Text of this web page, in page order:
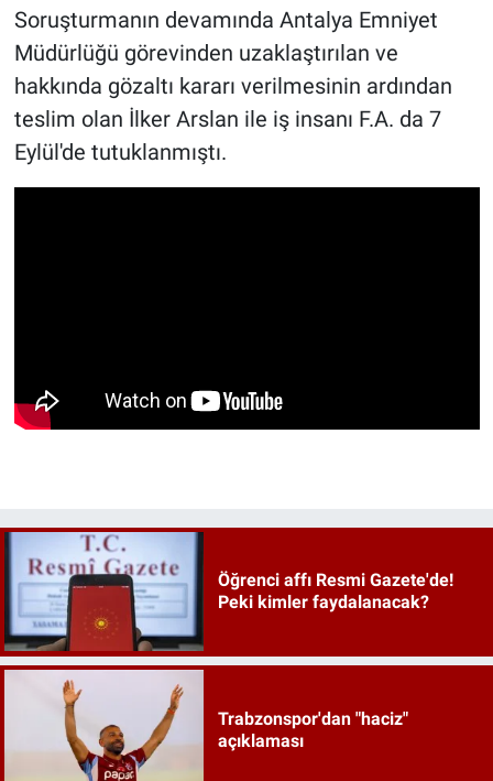
Soruşturmanın devamında Antalya Emniyet
Müdürlüğü görevinden uzaklaştırılan ve
hakkında gözaltı kararı verilmesinin ardından
teslim olan İlker Arslan ile iş insanı F.A. da 7
Eylül'de tutuklanmıştı.
Öğrenci affı Resmi Gazete'de!
Peki kimler faydalanacak?
Trabzonspor'dan "haciz"
açıklaması